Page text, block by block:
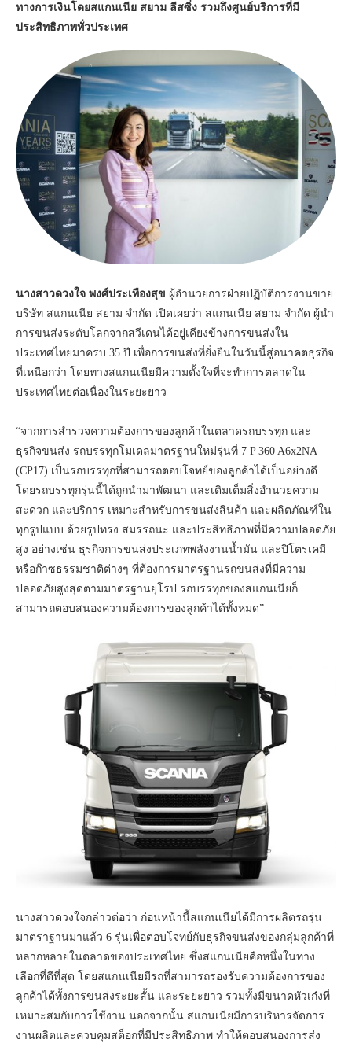
ทางการเงินโดยสแกนเนีย สยาม ลีสซิ่ง รวมถึงศูนย์บริการที่มี
ประสิทธิภาพทั่วประเทศ
นางสาวดวงใจ พงศ์ประเทืองสุข ผู้อำนวยการฝ่ายปฏิบัติการงานขาย
บริษัท สแกนเนีย สยาม จำกัด เปิดเผยว่า สแกนเนีย สยาม จำกัด ​ผู้นำ
การขนส่งระดับโลกจากสวีเดนได้อยู่เคียงข้างการขนส่งใน
ประเทศไทยมาครบ 35 ปี เพื่อการขนส่งที่ยั่งยืนในวันนี้สู่อนาคตธุรกิจ
ที่เหนือกว่า โดยทางสแกนเนียมีความตั้งใจที่จะทำการตลาดใน
ประเทศไทยต่อเนื่องในระยะยาว
“จากการสำรวจความต้องการของลูกค้าในตลาดรถบรรทุก และ
ธุรกิจขนส่ง รถบรรทุกโมเดลมาตรฐานใหม่รุ่นที่ 7 P 360 A6x2NA
(CP17) เป็นรถบรรทุกที่สามารถตอบโจทย์ของลูกค้าได้เป็นอย่างดี
โดยรถบรรทุกรุ่นนี้ได้ถูกนำมาพัฒนา และเติมเต็มสิ่งอำนวยความ
สะดวก และบริการ เหมาะสำหรับการขนส่งสินค้า และผลิตภัณฑ์ใน
ทุกรูปแบบ ด้วยรูปทรง สมรรถนะ และประสิทธิภาพที่มีความปลอดภัย
สูง อย่างเช่น ธุรกิจการขนส่งประเภทพลังงานน้ำมัน และปิโตรเคมี
หรือก๊าซธรรมชาติต่างๆ ที่ต้องการมาตรฐานรถขนส่งที่มีความ
ปลอดภัยสูงสุดตามมาตรฐานยุโรป รถบรรทุกของสแกนเนียก็
สามารถตอบสนองความต้องการของลูกค้าได้ทั้งหมด”
นางสาวดวงใจกล่าวต่อว่า ก่อนหน้านี้สแกนเนียได้มีการผลิตรถรุ่น
มาตราฐานมาแล้ว 6 รุ่นเพื่อตอบโจทย์กับธุรกิจขนส่งของกลุ่มลูกค้าที่
หลากหลายในตลาดของประเทศไทย ซึ่งสแกนเนียคือหนึ่งในทาง
เลือกที่ดีที่สุด โดยสแกนเนียมีรถที่สามารถรองรับความต้องการของ
ลูกค้าได้ทั้งการขนส่งระยะสั้น และระยะยาว รวมทั้งมีขนาดหัวเก๋งที่
เหมาะสมกับการใช้งาน นอกจากนั้น สแกนเนียมีการบริหารจัดการ
งานผลิตและควบคุมสต็อกที่มีประสิทธิภาพ ทำให้ตอบสนองการส่ง